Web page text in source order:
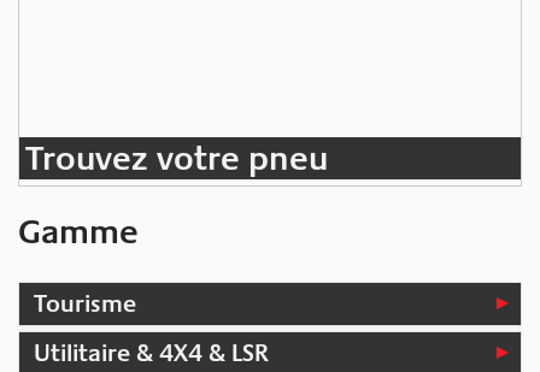
Trouvez votre pneu
Gamme
Tourisme
Utilitaire & 4X4 & LSR